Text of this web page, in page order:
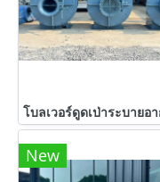
New